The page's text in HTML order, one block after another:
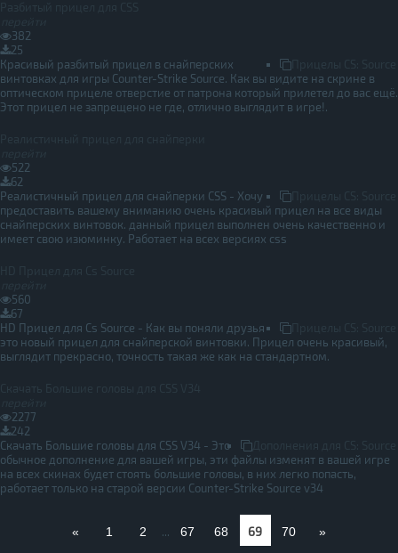
382
25
Красивый разбитый прицел в снайперских
винтовках для игры Counter-Strike Source. Как вы видите на скрине в
оптическом прицеле отверстие от патрона который прилетел до вас ещё.
Этот прицел не запрещено не где, отлично выглядит в игре!.
522
62
Реалистичный прицел для снайперки CSS - Хочу
предоставить вашему вниманию очень красивый прицел на все виды
снайперских винтовок. данный прицел выполнен очень качественно и
имеет свою изюминку. Работает на всех версиях css
560
67
HD Прицел для Cs Source - Как вы поняли друзья
это новый прицел для снайперской винтовки. Прицел очень красивый,
выглядит прекрасно, точность такая же как на стандартном.
2277
242
Скачать Большие головы для CSS V34 - Это
обычное дополнение для вашей игры, эти файлы изменят в вашей игре
на всех скинах будет стоять большие головы, в них легко попасть,
работает только на старой версии Counter-Strike Source v34
« 1 2 ... 67 68 69 70 »